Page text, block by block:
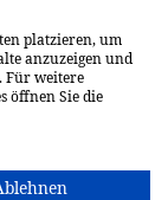
platzieren, um
anzuzeigen und
Für weitere
öffnen Sie die